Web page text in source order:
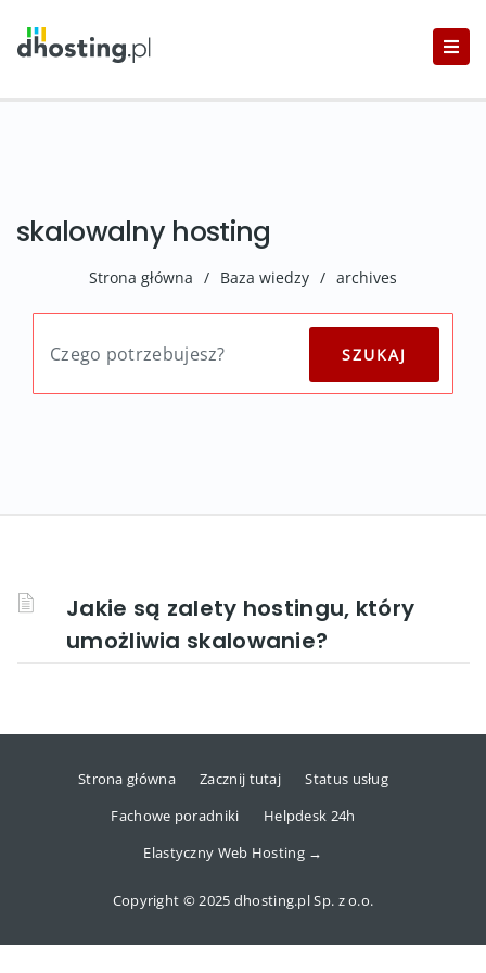
skalowalny hosting
Strona główna / Baza wiedzy / archives
Jakie są zalety hostingu, który
umożliwia skalowanie?
Strona główna Zacznij tutaj
Status usług
Fachowe poradniki
Helpdesk 24h
Elastyczny Web Hosting →
Copyright © 2025 dhosting.pl Sp. z o.o.